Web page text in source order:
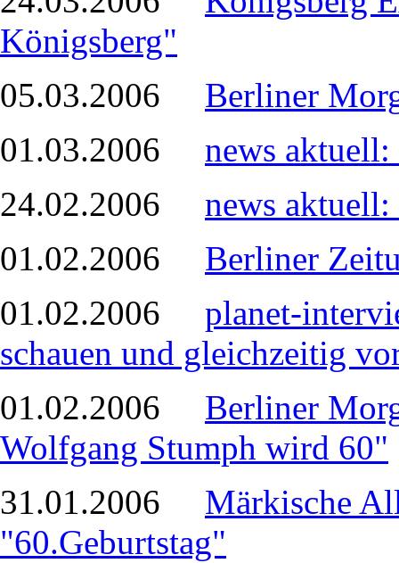
Königsberg"
05.03.2006 Berliner
01.03.2006 news
24.02.2006 news
01.02.2006 Berliner
01.02.2006 planet-
schauen und gleichzeitig
01.02.2006 Berliner
Wolfgang Stumph wird 60"
31.01.2006 Märkische
"60.Geburtstag"